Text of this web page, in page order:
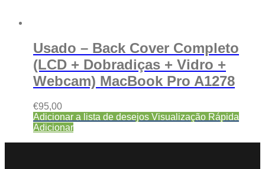
Usado – Back Cover Completo
(LCD + Dobradiças + Vidro +
Webcam) MacBook Pro A1278
€95,00
Adicionar a lista de desejos Visualização Rápida
Adicionar